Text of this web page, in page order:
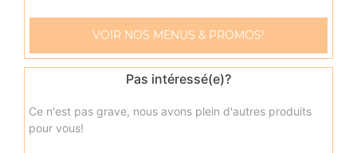
Menu zap'dwich saumon
Sauce tomate, crème fraîche, mozzarella, saumon +
9.00€
VOIR NOS MENUS & PROMOS!
Pas intéressé(e)?
Ce n'est pas grave, nous avons plein d'autres produits
pour vous!